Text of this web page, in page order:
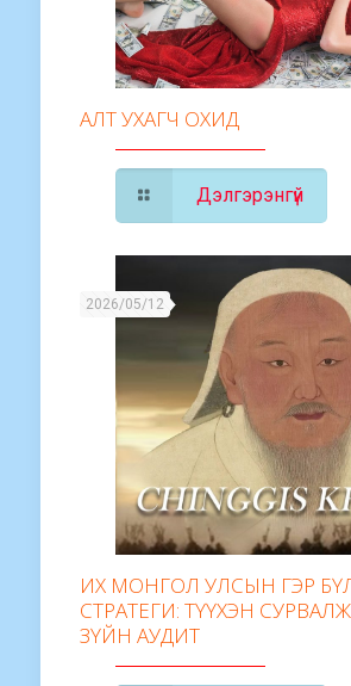
АЛТ УХАГЧ ОХИД
Дэлгэрэнгүй
2026/05/12
ИХ МОНГОЛ УЛСЫН ГЭР
СТРАТЕГИ: ТҮҮХЭН
ЗҮЙН АУДИТ